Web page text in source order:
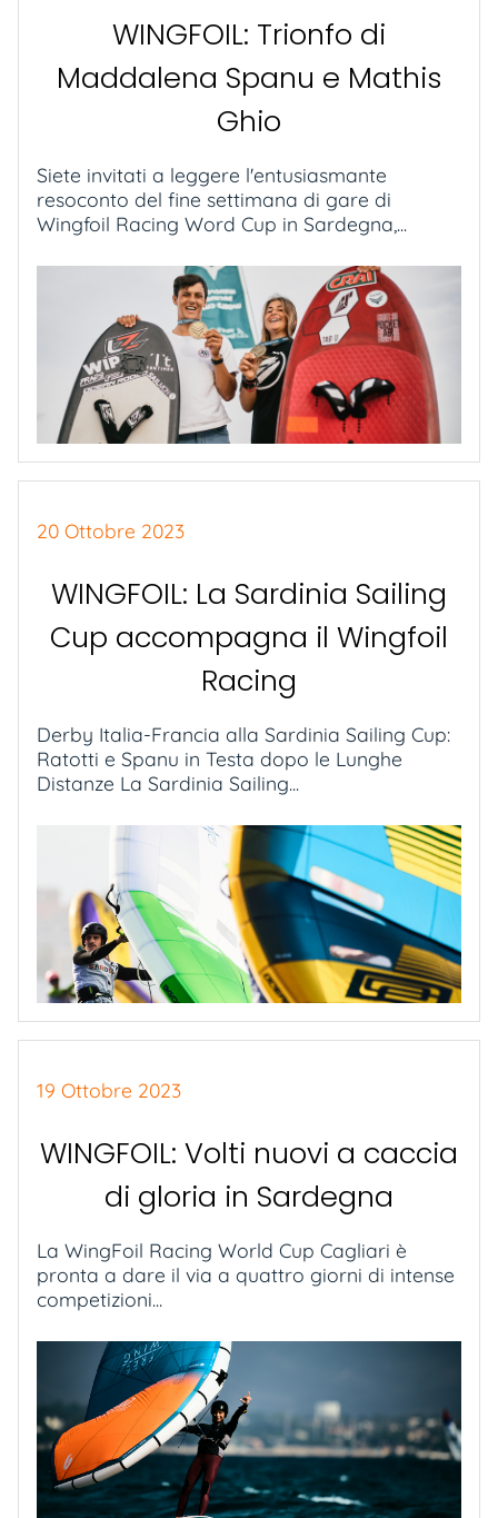
WINGFOIL: Trionfo di
Maddalena Spanu e Mathis
Ghio
Siete invitati a leggere l'entusiasmante
resoconto del fine settimana di gare di
Wingfoil Racing Word Cup in Sardegna,...
20 Ottobre 2023
WINGFOIL: La Sardinia Sailing
Cup accompagna il Wingfoil
Racing
Derby Italia-Francia alla Sardinia Sailing Cup:
Ratotti e Spanu in Testa dopo le Lunghe
Distanze La Sardinia Sailing...
19 Ottobre 2023
WINGFOIL: Volti nuovi a caccia
di gloria in Sardegna
La WingFoil Racing World Cup Cagliari è
pronta a dare il via a quattro giorni di intense
competizioni...